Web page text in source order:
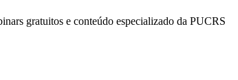
gratuitos e conteúdo especializado da PUCRS